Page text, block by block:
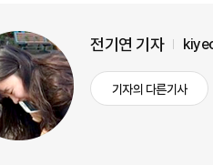
전기연 기자
기자의 다른기사